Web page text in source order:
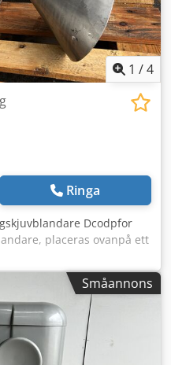
1 /4
Ringa
Dcodpfor
placeras ovanpå ett
axellängd 600
120 mm, 3-fas
Småannons